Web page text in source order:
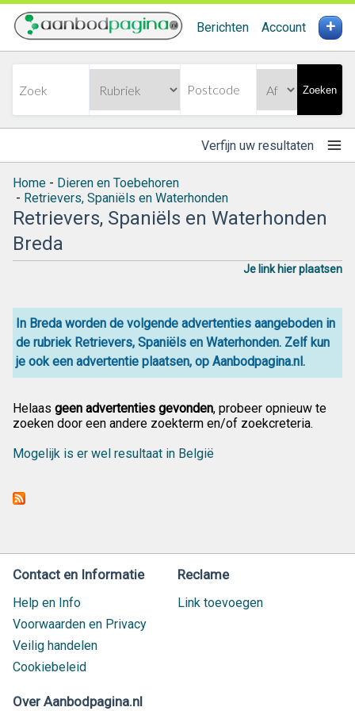
Berichten Account +
Zoeken
Verfijn uw resultaten
Home - Dieren en Toebehoren
- Retrievers, Spaniëls en Waterhonden
Retrievers, Spaniëls en Waterhonden
Breda
Je link hier plaatsen
In Breda worden de volgende advertenties aangeboden in
de rubriek Retrievers, Spaniëls en Waterhonden. Zelf kun
je ook een advertentie plaatsen, op Aanbodpagina.nl.
Helaas geen advertenties gevonden, probeer opnieuw te
zoeken door een andere zoekterm en/of zoekcreteria.
Mogelijk is er wel resultaat in België
Contact en Informatie
Help en Info
Voorwaarden en Privacy
Veilig handelen
Cookiebeleid
Reclame
Link toevoegen
Over Aanbodpagina.nl